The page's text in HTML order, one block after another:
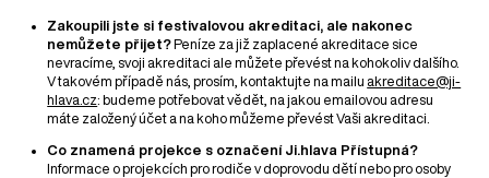
Zakoupili jste si festivalovou akreditaci, ale nakonec
nemůžete přijet? Peníze za již zaplacené akreditace sice
nevracíme, svoji akreditaci ale můžete převést na kohokoliv dalšího.
V takovém případě nás, prosím, kontaktujte na mailu akreditace@ji-
hlava.cz: budeme potřebovat vědět, na jakou emailovou adresu
máte založený účet a na koho můžeme převést Vaši akreditaci.
Co znamená projekce s označení Ji.hlava Přístupná?
Informace o projekcích pro rodiče v doprovodu dětí nebo pro osoby